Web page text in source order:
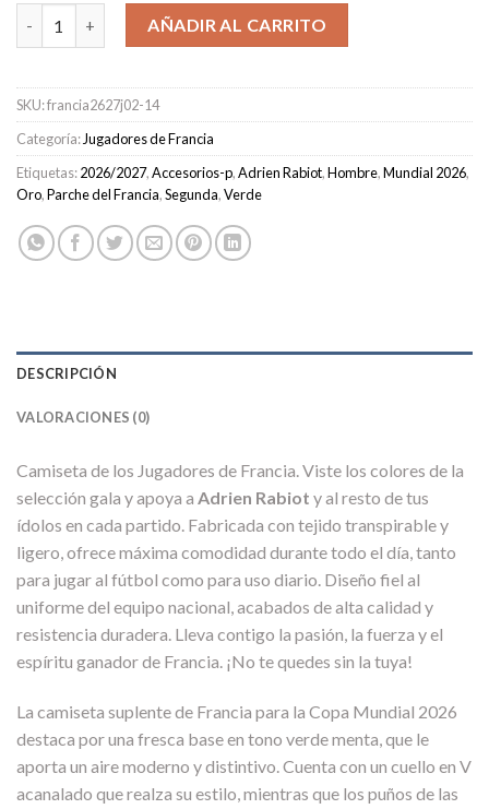
Camiseta Francia Segunda Equipación Hombre 2026/2027 -
AÑADIR AL CARRITO
SKU:francia2627j02-14
Categoría:Jugadores de Francia
Etiquetas:2026/2027,Accesorios-p,Adrien Rabiot,Hombre,Mundial 2026,
Oro,Parche del Francia,Segunda,Verde
DESCRIPCIÓN
VALORACIONES (0)
Camiseta de los Jugadores de Francia. Viste los colores de la
selección gala y apoya a Adrien Rabiot y al resto de tus
ídolos en cada partido. Fabricada con tejido transpirable y
ligero, ofrece máxima comodidad durante todo el día, tanto
para jugar al fútbol como para uso diario. Diseño fiel al
uniforme del equipo nacional, acabados de alta calidad y
resistencia duradera. Lleva contigo la pasión, la fuerza y el
espíritu ganador de Francia. ¡No te quedes sin la tuya!
La camiseta suplente de Francia para la Copa Mundial 2026
destaca por una fresca base en tono verde menta, que le
aporta un aire moderno y distintivo. Cuenta con un cuello en V
acanalado que realza su estilo, mientras que los puños de las